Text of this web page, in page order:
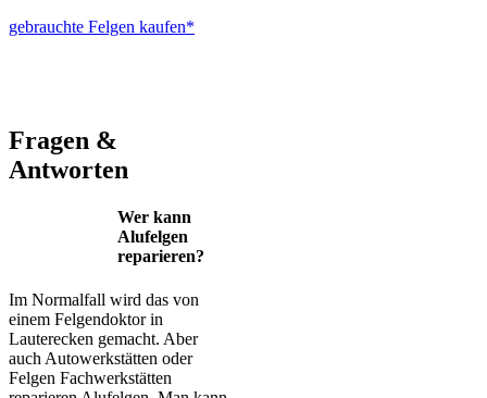
gebrauchte Felgen kaufen*
Fragen &
Antworten
Wer kann
Alufelgen
reparieren?
Im Normalfall wird das von
einem Felgendoktor in
Lauterecken gemacht. Aber
auch Autowerkstätten oder
Felgen Fachwerkstätten